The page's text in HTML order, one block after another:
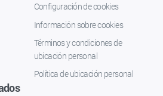
Configuración de cookies
Información sobre cookies
Términos y condiciones de
ubicación personal
Política de ubicación personal